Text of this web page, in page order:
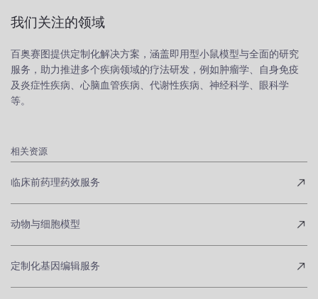
我们关注的领域
百奥赛图提供定制化解决方案，涵盖即用型小鼠模型与全面的研究
服务，助力推进多个疾病领域的疗法研发，例如肿瘤学、自身免疫
及炎症性疾病、心脑血管疾病、代谢性疾病、神经科学、眼科学
等。
相关资源
临床前药理药效服务
动物与细胞模型
定制化基因编辑服务